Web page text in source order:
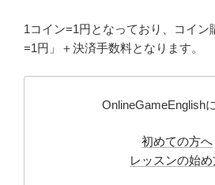
1コイン=1円となっており、コイン
=1円」＋決済手数料となります。
OnlineGameEnglish
初めての方へ
レッスンの始